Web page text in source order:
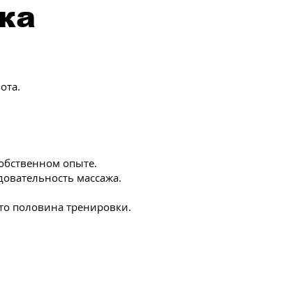
опыте.
массажа.
половина тренировки.